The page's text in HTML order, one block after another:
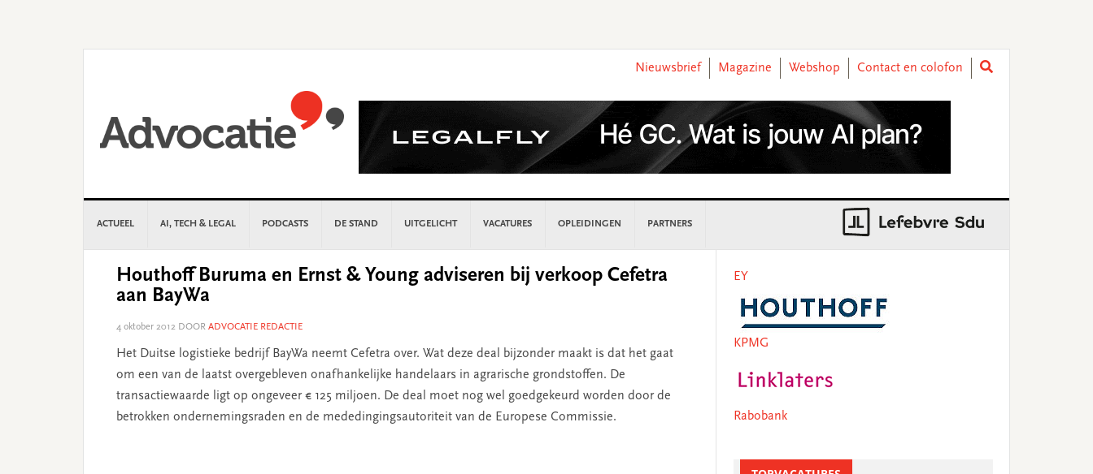
Nieuwsbrief
Magazine Webshop Contact en colofon
ACTUEEL AI, TECH & LEGAL PODCASTS DE STAND UITGELICHT VACATURES OPLEIDINGEN PARTNERS
Houthoff Buruma en Ernst & Young adviseren bij verkoop Cefetra
aan BayWa
4 oktober 2012 DOOR ADVOCATIE REDACTIE
Het Duitse logistieke bedrijf BayWa neemt Cefetra over. Wat deze deal bijzonder maakt is dat het gaat
om een van de laatst overgebleven onafhankelijke handelaars in agrarische grondstoffen. De
transactiewaarde ligt op ongeveer € 125 miljoen. De deal moet nog wel goedgekeurd worden door de
betrokken ondernemingsraden en de mededingingsautoriteit van de Europese Commissie.
Sidebar
EY
KPMG
Rabobank